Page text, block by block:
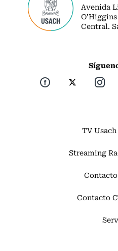
Avenida
Central.
TV
Streaming
Contacto